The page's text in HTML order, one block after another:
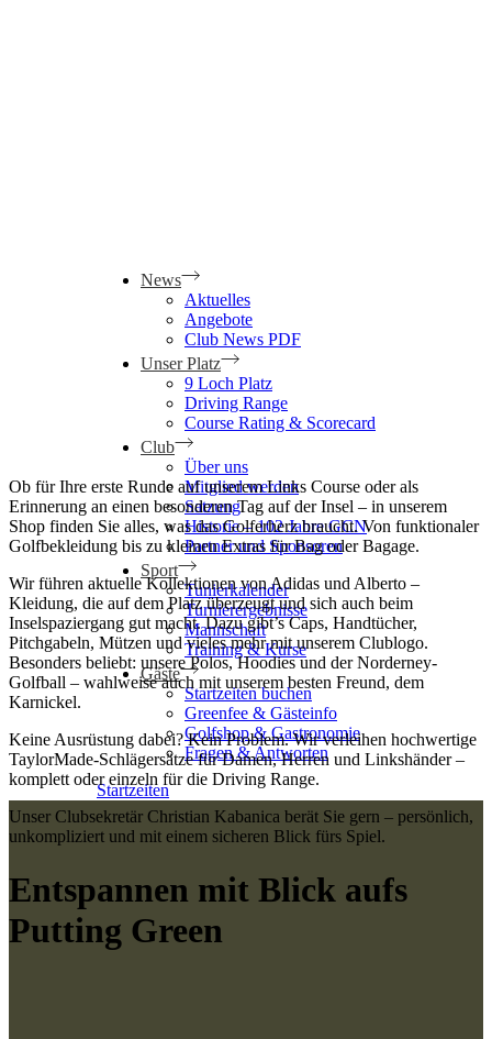
News
Aktuelles
Angebote
Club News PDF
Unser Platz
9 Loch Platz
Driving Range
Course Rating & Scorecard
Club
Über uns
Mitglied werden
Satzung
Historie – 102 Jahre GCN
Partner und Sponsoren
Sport
Tunierkalender
Turnierergebnisse
Mannschaft
Training & Kurse
Gäste
Startzeiten buchen
Greenfee & Gästeinfo
Golfshop & Gastronomie
Fragen & Antworten
Startzeiten
Ob für Ihre erste Runde auf unserem Links Course oder als
Erinnerung an einen besonderen Tag auf der Insel – in unserem
Shop finden Sie alles, was das Golferherz braucht. Von funktionaler
Golfbekleidung bis zu kleinen Extras für Bag oder Bagage.
Wir führen aktuelle Kollektionen von Adidas und Alberto –
Kleidung, die auf dem Platz überzeugt und sich auch beim
Inselspaziergang gut macht. Dazu gibt’s Caps, Handtücher,
Pitchgabeln, Mützen und vieles mehr mit unserem Clublogo.
Besonders beliebt: unsere Polos, Hoodies und der Norderney-
Golfball – wahlweise auch mit unserem besten Freund, dem
Karnickel.
Keine Ausrüstung dabei? Kein Problem. Wir verleihen hochwertige
TaylorMade-Schlägersätze für Damen, Herren und Linkshänder –
komplett oder einzeln für die Driving Range.
Unser Clubsekretär Christian Kabanica berät Sie gern – persönlich,
unkompliziert und mit einem sicheren Blick fürs Spiel.
Entspannen mit Blick aufs
Putting Green